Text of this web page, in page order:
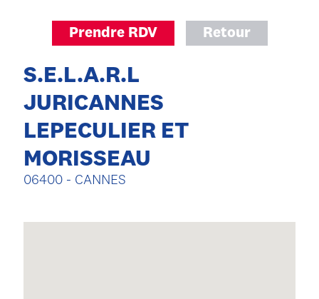
S.E.L.A.R.L
JURICANNES
LEPECULIER ET
MORISSEAU
06400 - CANNES
Prendre RDV Retour